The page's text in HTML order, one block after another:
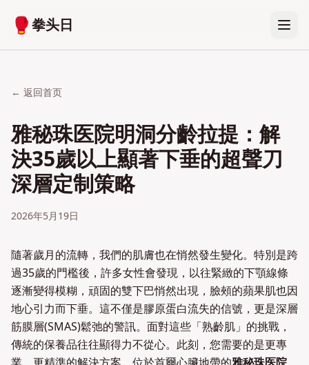
🥊拳头日
← 返回首页
雅秘珠医院明洞分齡拉提：解
決35歲以上顯著下垂的超聲刀
深層定制策略
2026年5月19日
隨著歲月的流轉，我們的肌膚也在悄然發生變化。特別是跨
過35歲的門檻後，許多女性會發現，以往緊緻的下顎線條
逐漸變得模糊，頑固的雙下巴悄然出現，臉頰的蘋果肌也因
地心引力而下垂。這不僅是膠原蛋白流失的信號，更是深層
筋膜層(SMAS)鬆弛的警訊。面對這些「熟齡肌」的挑戰，
傳統的保養品往往顯得力不從心。此刻，您需要的是更專